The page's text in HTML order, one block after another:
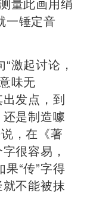
一锤定音
起讨论，
味无
发点，到
是制造噱
，在《著
很容易，
“传”字得
不能被抹